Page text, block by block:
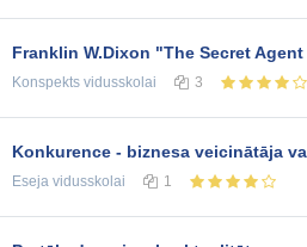
Franklin W.Dixon "The Secret
Konspekts vidusskolai 3
Konkurence - biznesa veicinātāja
Eseja vidusskolai 1